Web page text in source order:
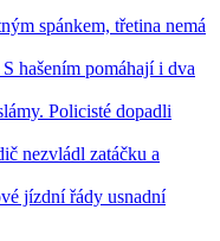
spánkem, třetina nemá
hašením pomáhají i dva
Policisté dopadli
nezvládl zatáčku a
jízdní řády usnadní